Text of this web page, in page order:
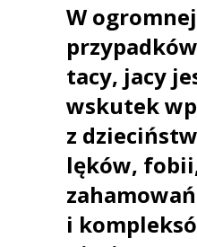
W
tacy, jacy
wskutek
z
lęków,
zahamowań
i